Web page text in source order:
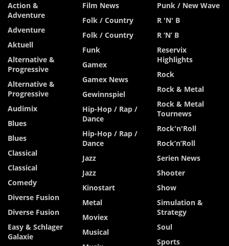
Action &
Adventure
Adventure
Aktuell
Alternative &
Progressive
Alternative &
Progressive
Audimix
Blues
Blues
Classical
Classical
Comedy
Diverse Fusion
Diverse Fusion
Easy & Schlager
Galaxie
Film News
Folk / Country
Folk / Country
Funk
Gamex
Gamex News
Gewinnspiel
Hip-Hop / Rap /
Dance
Hip-Hop / Rap /
Dance
Jazz
Jazz
Kinostart
Metal
Moviex
Musical
Punk / New Wave
R 'n' B
R ‘n’ B
Reservix
Highlights
Rock
Rock & Metal
Rock & Metal
Tournews
Rock'n'Roll
Rock’n’Roll
Serien News
Shooter
Show
Simulation &
Strategy
Soul
Sports